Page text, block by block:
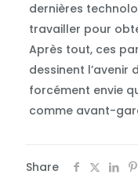
dernières
travailler pour
Après tout, ces
dessinent l’avenir
forcément envie
comme avant-
Share